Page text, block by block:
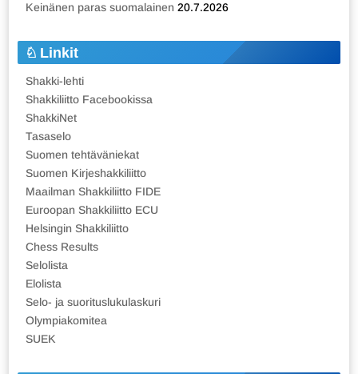
Keinänen paras suomalainen 20.7.2026
Linkit
Shakki-lehti
Shakkiliitto Facebookissa
ShakkiNet
Tasaselo
Suomen tehtäväniekat
Suomen Kirjeshakkiliitto
Maailman Shakkiliitto FIDE
Euroopan Shakkiliitto ECU
Helsingin Shakkiliitto
Chess Results
Selolista
Elolista
Selo- ja suorituslukulaskuri
Olympiakomitea
SUEK